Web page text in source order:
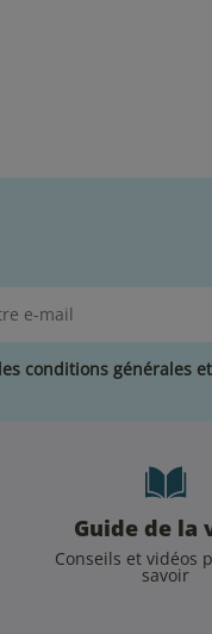
conditions générales
Guide de la
Conseils et vidéos
savoir